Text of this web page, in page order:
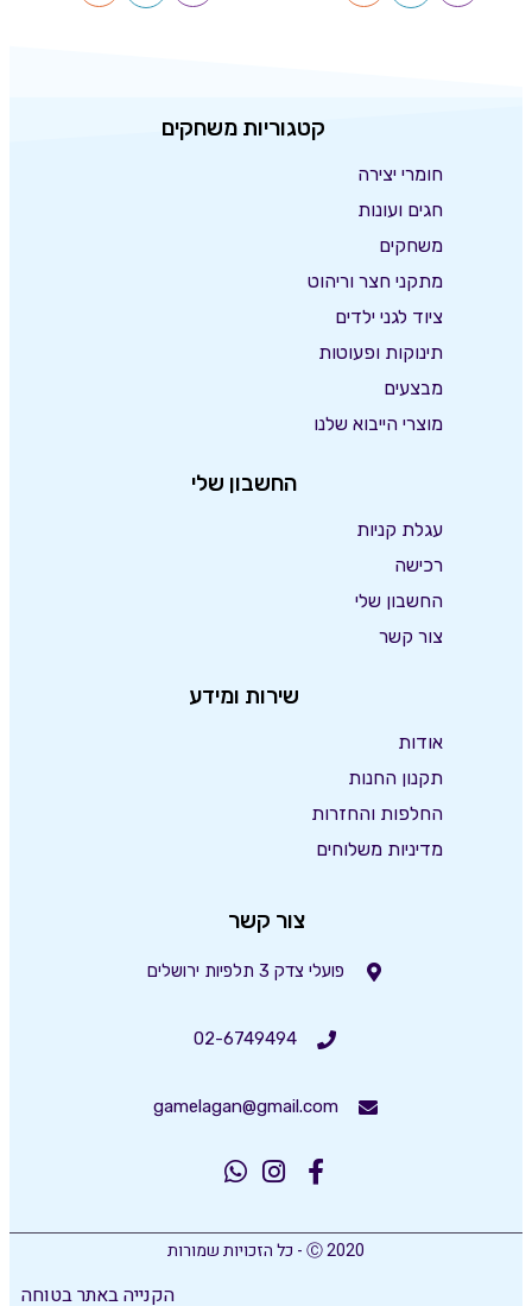
קטגוריות משחקים
חומרי יצירה
חגים ועונות
משחקים
מתקני חצר וריהוט
ציוד לגני ילדים
תינוקות ופעוטות
מבצעים
מוצרי הייבוא שלנו
החשבון שלי
עגלת קניות
רכישה
החשבון שלי
צור קשר
שירות ומידע
אודות
תקנון החנות
החלפות והחזרות
מדיניות משלוחים
צור קשר
פועלי צדק 3 תלפיות ירושלים
02-6749494
gamelagan@gmail.com
Ⓒ 2020 - כל הזכויות שמורות
הקנייה באתר בטוחה